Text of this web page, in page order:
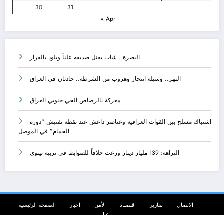
30
31
« Apr
البصرة.. شاب يقتل صديقه علناً ويلوذ بالفرار
النهر.. وسيلة انتحار وهروب من الشرطة.. حادثان في العراق
معركة بالرصاص الحي جنوبي العراق
اشتباك مسلح بين القوات العراقية وعناصر داعش عند نقطة تفتيش “دورة
الحمام” في الموصل
النزاهة: 139 مليار دينار وزعت خلافاً للضوابط في تربية نينوى
الصفحة الرئيسية اخبار الأمن اقتصـاد تقاریر
الاتصال